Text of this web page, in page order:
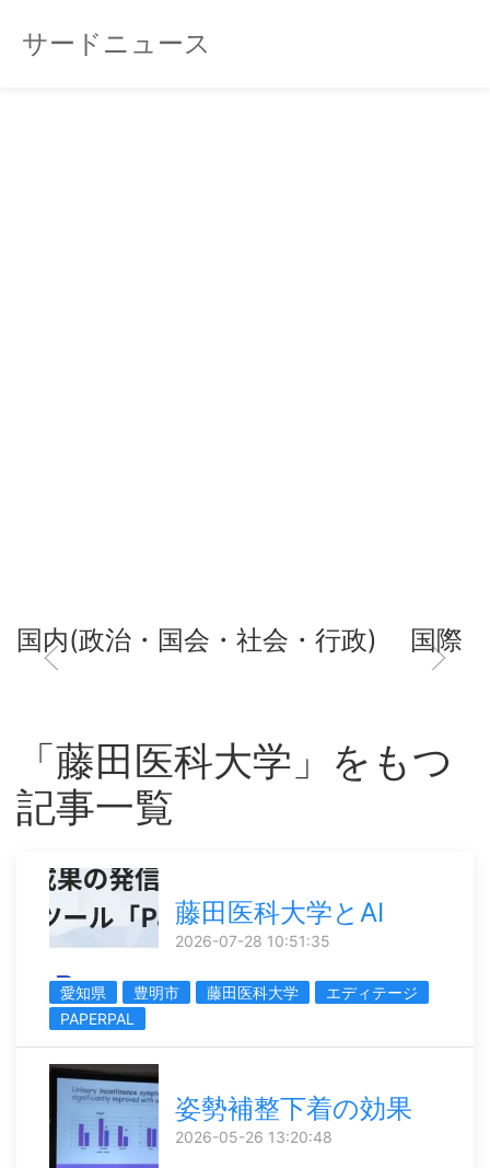
サードニュース
国内(政治・国会・社会・行政) 国際
「藤田医科大学」をもつ
記事一覧
藤田医科大学とAI
2026-07-28 10:51:35
愛知県 豊明市 藤田医科大学
エディテージ
PAPERPAL
姿勢補整下着の効果
2026-05-26 13:20:48